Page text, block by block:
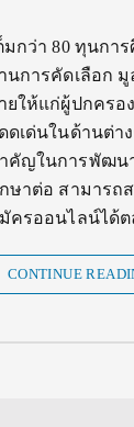
าร
มกว่า 80 ทุนกา
นการคัดเลือก
ยให้แก่ผู้ปกคร
ดเด่นในด้านต่า
คัญในการพัฒน
ษาต่อ สามารถ
ครออนไลน์ได้ตล
CONTINUE